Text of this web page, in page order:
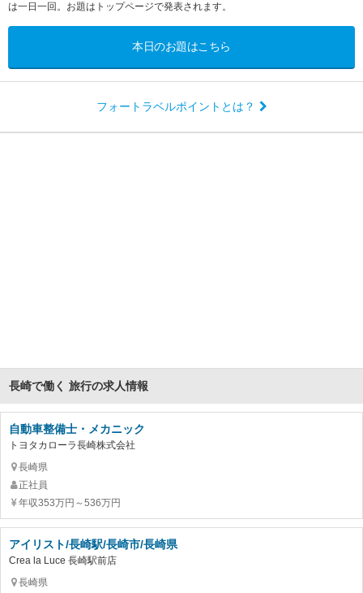
は一日一回。お題はトップページで発表されます。
本日のお題はこちら
フォートラベルポイントとは？
長崎で働く 旅行の求人情報
自動車整備士・メカニック
トヨタカローラ長崎株式会社
長崎県
正社員
年収353万円～536万円
アイリスト/長崎駅/長崎市/長崎県
Crea la Luce 長崎駅前店
長崎県